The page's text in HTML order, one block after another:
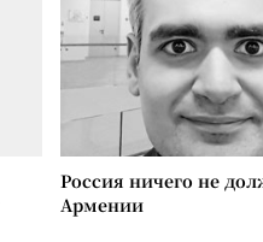
Россия ничего не
Армении